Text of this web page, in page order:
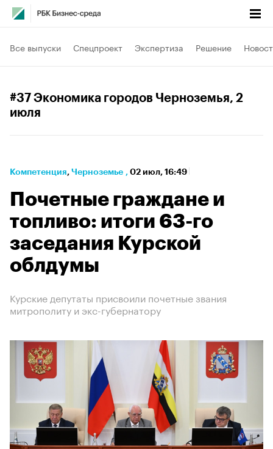
Все выпуски Спецпроект Экспертиза Решение
#37 Экономика городов Черноземья, 2
июля
Компетенция⁠, Черноземье , 02 июл, 16:49
Почетные граждане и
топливо: итоги 63-го
заседания Курской
облдумы
Курские депутаты присвоили почетные звания
митрополиту и экс-губернатору